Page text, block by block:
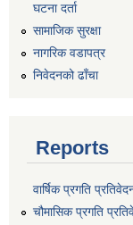
घटना दर्ता
सामाजिक सुरक्षा
नागरिक वडापत्र
निवेदनको ढाँचा
Reports
वार्षिक प्रगति
चौमासिक प्रगति